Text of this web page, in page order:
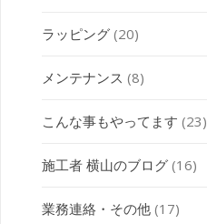
ラッピング(20)
メンテナンス (8)
こんな事もやってます (23)
施工者 横山のブログ(16)
業務連絡・その他(17)